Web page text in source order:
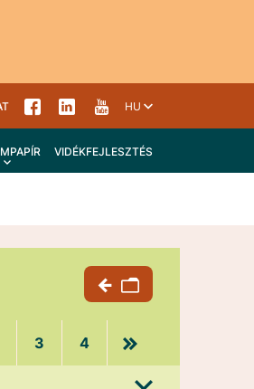
HU
VIDÉKFEJLESZTÉS
3 4